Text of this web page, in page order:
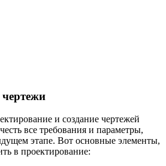
и создание чертежей
все требования и параметры,
этапе. Вот основные элементы,
в проектирование: